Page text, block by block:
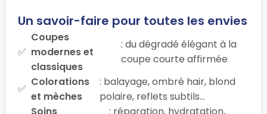
Un savoir-faire pour toutes les envies
Coupes
modernes et
classiques
: du dégradé élégant à la
coupe courte affirmée
Colorations
et mèches
: balayage, ombré hair, blond
polaire, reflets subtils…
Soins
: réparation, hydratation,